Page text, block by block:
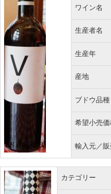
ワイン名
生産者名
生産年
産地
ブドウ品種
希望小売
輸入元／
カテゴリー